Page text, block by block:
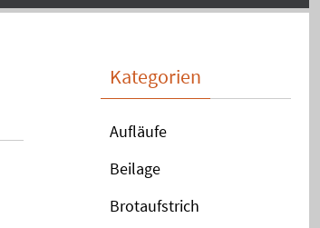
Kategorien
Aufläufe
Beilage
Brotaufstrich